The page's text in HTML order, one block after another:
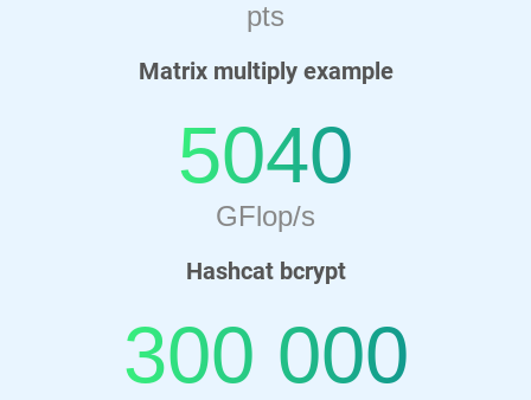
pts
Matrix multiply example
5040
GFlop/s
Hashcat bcrypt
300 000